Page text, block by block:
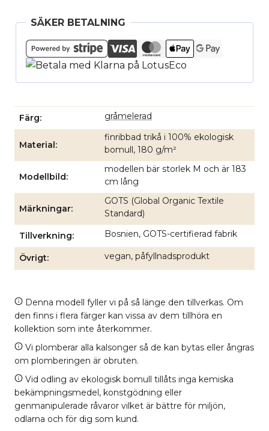
SÄKER BETALNING
Färg gråmelerad
Material
finribbad trikå i 100% ekologisk
bomull, 180 g/m²
Modellbild
modellen bär storlek M och är 183
cm lång
Märkningar
GOTS (Global Organic Textile
Standard)
Tillverkning Bosnien, GOTS-certifierad fabrik
Övrigt vegan, påfyllnadsprodukt
Denna modell fyller vi på så länge den tillverkas. Om
den finns i flera färger kan vissa av dem tillhöra en
kollektion som inte återkommer.
Vi plomberar alla kalsonger så de kan bytas eller ångras
om plomberingen är obruten.
Vid odling av ekologisk bomull tillåts inga kemiska
bekämpningsmedel, konstgödning eller
genmanipulerade råvaror vilket är bättre för miljön,
odlarna och för dig som kund.